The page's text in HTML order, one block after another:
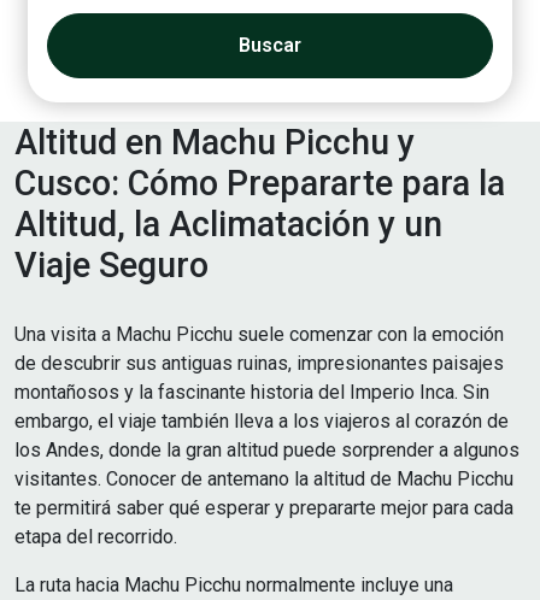
Buscar
Altitud en Machu Picchu y
Cusco: Cómo Prepararte para la
Altitud, la Aclimatación y un
Viaje Seguro
Una visita a Machu Picchu suele comenzar con la emoción
de descubrir sus antiguas ruinas, impresionantes paisajes
montañosos y la fascinante historia del Imperio Inca. Sin
embargo, el viaje también lleva a los viajeros al corazón de
los Andes, donde la gran altitud puede sorprender a algunos
visitantes. Conocer de antemano la altitud de Machu Picchu
te permitirá saber qué esperar y prepararte mejor para cada
etapa del recorrido.
La ruta hacia Machu Picchu normalmente incluye una